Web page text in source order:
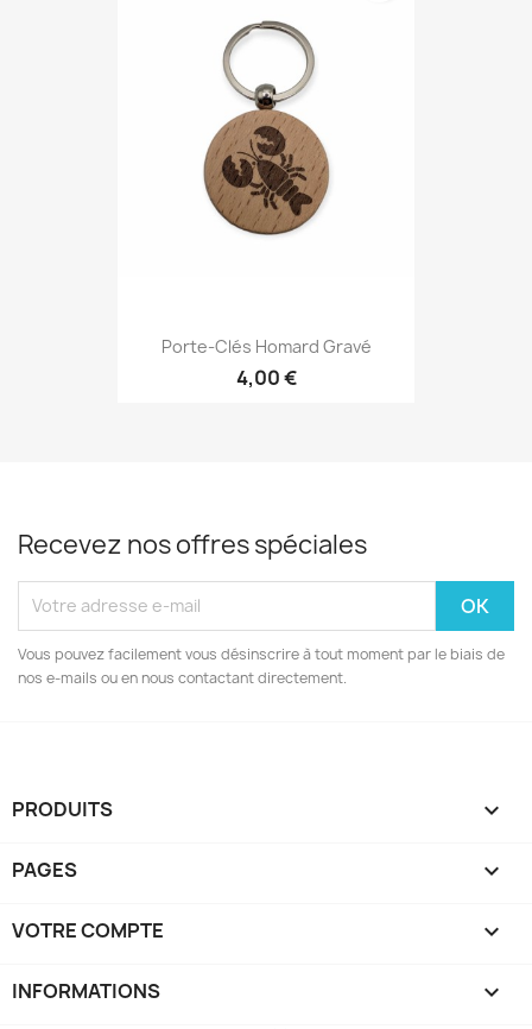
Porte-Clés Homard Gravé
4,00 €
Recevez nos offres spéciales
Vous pouvez facilement vous désinscrire à tout moment par le biais de
nos e-mails ou en nous contactant directement.
PRODUITS 
PAGES 
VOTRE COMPTE 
INFORMATIONS keyboard_arrow_down